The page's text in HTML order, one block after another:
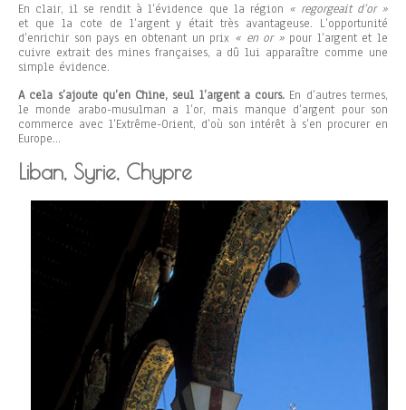
En clair, il se rendit à l’évidence que la région « regorgeait d’or »
et que la cote de l’argent y était très avantageuse. L’opportunité
d’enrichir son pays en obtenant un prix « en or »pour l’argent et le
cuivre extrait des mines françaises, a dû lui apparaître comme une
simple évidence.
A cela s’ajoute qu’en Chine, seul l’argent a cours. En d’autres termes,
le monde arabo-musulman a l’or, mais manque d’argent pour son
commerce avec l’Extrême-Orient, d’où son intérêt à s’en procurer en
Europe…
Liban, Syrie, Chypre